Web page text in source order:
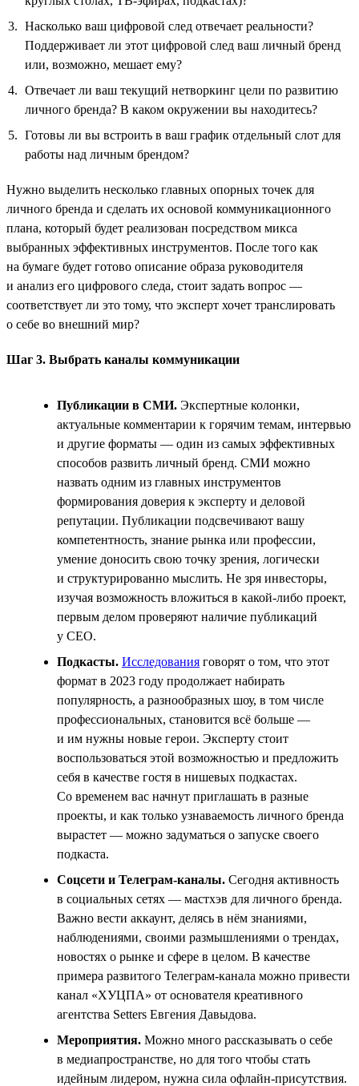
Насколько ваш цифровой след отвечает реальности?
Поддерживает ли этот цифровой след ваш личный бренд
или, возможно, мешает ему?
Отвечает ли ваш текущий нетворкинг цели по развитию
личного бренда? В каком окружении вы находитесь?
Готовы ли вы встроить в ваш график отдельный слот для
работы над личным брендом?
Нужно выделить несколько главных опорных точек для
личного бренда и сделать их основой коммуникационного
плана, который будет реализован посредством микса
выбранных эффективных инструментов. После того как
на бумаге будет готово описание образа руководителя
и анализ его цифрового следа, стоит задать вопрос —
соответствует ли это тому, что эксперт хочет транслировать
о себе во внешний мир?
Шаг 3. Выбрать каналы коммуникации
Публикации в СМИ. Экспертные колонки,
актуальные комментарии к горячим темам, интервью
и другие форматы — один из самых эффективных
способов развить личный бренд. СМИ можно
назвать одним из главных инструментов
формирования доверия к эксперту и деловой
репутации. Публикации подсвечивают вашу
компетентность, знание рынка или профессии,
умение доносить свою точку зрения, логически
и структурированно мыслить. Не зря инвесторы,
изучая возможность вложиться в какой-либо проект,
первым делом проверяют наличие публикаций
у СЕО.
Подкасты. Исследования говорят о том, что этот
формат в 2023 году продолжает набирать
популярность, а разнообразных шоу, в том числе
профессиональных, становится всё больше —
и им нужны новые герои. Эксперту стоит
воспользоваться этой возможностью и предложить
себя в качестве гостя в нишевых подкастах.
Со временем вас начнут приглашать в разные
проекты, и как только узнаваемость личного бренда
вырастет — можно задуматься о запуске своего
подкаста.
Соцсети и Телеграм-каналы. Сегодня активность
в социальных сетях — мастхэв для личного бренда.
Важно вести аккаунт, делясь в нём знаниями,
наблюдениями, своими размышлениями о трендах,
новостях о рынке и сфере в целом. В качестве
примера развитого Телеграм-канала можно привести
канал «ХУЦПА» от основателя креативного
агентства Setters Евгения Давыдова.
Мероприятия. Можно много рассказывать о себе
в медиапространстве, но для того чтобы стать
идейным лидером, нужна сила офлайн-присутствия.